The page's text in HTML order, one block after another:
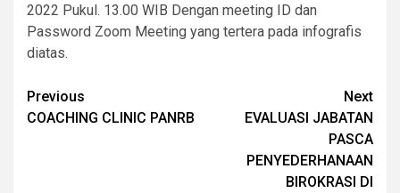
2022 Pukul. 13.00 WIB Dengan meeting ID dan
Password Zoom Meeting yang tertera pada infografis
diatas.
Continue
Reading
Previous
COACHING CLINIC PANRB
Next
EVALUASI JABATAN
PASCA
PENYEDERHANAAN
BIROKRASI DI